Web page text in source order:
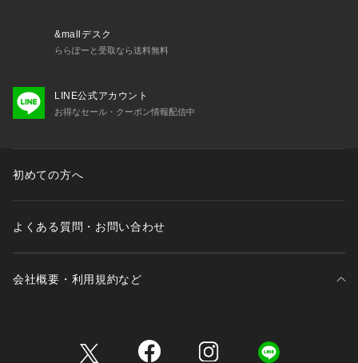
&mallデスク
ららぽーと受取なら送料無料
LINE公式アカウント
お得なセール・クーポン情報配信中
初めての方へ
よくある質問・お問い合わせ
会社概要・利用規約など